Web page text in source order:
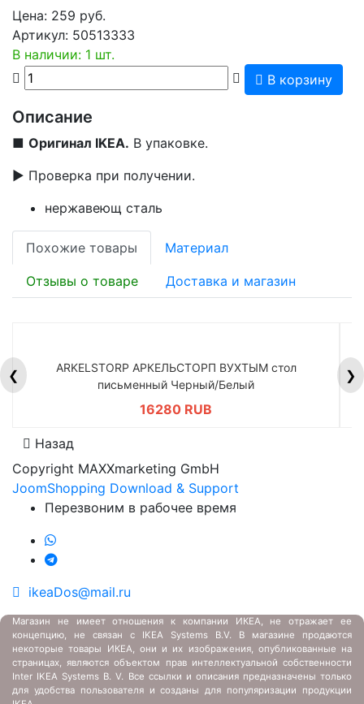
Цена: 259 руб.
Артикул: 50513333
В наличии: 1 шт.
В корзину
Описание
■ Оригинал IKEA. В упаковке.
▶ Проверка при получении.
нержавеющ сталь
Похожие товары Материал
Отзывы о товаре Доставка и магазин
❮
ARKELSTORP АРКЕЛЬСТОРП ВУХТЫМ стол
письменный Черный/Белый
16280 RUB
❯
Назад
Copyright MAXXmarketing GmbH
JoomShopping Download & Support
Перезвоним в рабочее время
ikeaDos@mail.ru
Магазин не имеет отношения к компании ИКЕА, не отражает ее
концепцию, не связан с IKEA Systems B.V. В магазине продаются
некоторые товары ИКЕА, они и их изображения, опубликованные на
страницах, являются объектом прав интеллектуальной собственности
Inter IKEA Systems B. V. Все ссылки и описания предназначены только
для удобства пользователя и созданы для популяризации продукции